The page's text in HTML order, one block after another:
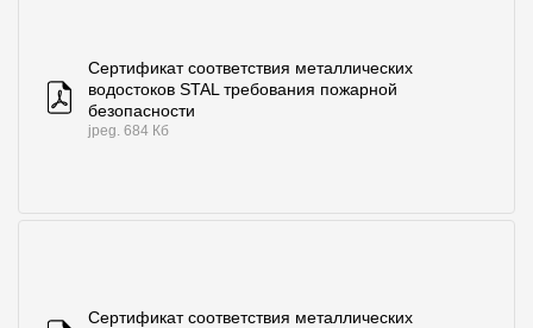
Сертификат соответствия металлических
водостоков STAL требования пожарной
безопасности
jpeg. 684 Кб
Сертификат соответствия металлических